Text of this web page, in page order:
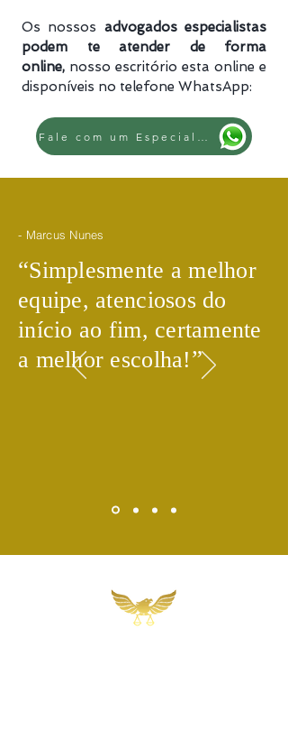
Os nossos advogados especialistas
podem te atender de forma
online, nosso escritório esta online e
disponíveis no telefone WhatsApp:
- Marcus Nunes
​“Simplesmente a melhor
equipe, atenciosos do
início ao fim, certamente
a melhor escolha!​”